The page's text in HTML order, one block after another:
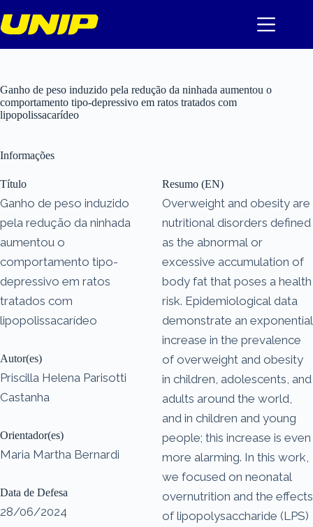
para
o
Ganho de peso induzido pela redução da ninhada aumentou o
comportamento tipo-depressivo em ratos tratados com
lipopolissacarídeo
Informações
Título
Ganho de peso induzido
pela redução da ninhada
aumentou o
comportamento tipo-
depressivo em ratos
tratados com
lipopolissacarídeo
Autor(es)
Priscilla Helena Parisotti
Castanha
Orientador(es)
Maria Martha Bernardi
Data de Defesa
28/06/2024
Resumo (EN)
Overweight and obesity are
nutritional disorders defined
as the abnormal or
excessive accumulation of
body fat that poses a health
risk. Epidemiological data
demonstrate an exponential
increase in the prevalence
of overweight and obesity
in children, adolescents, and
adults around the world,
and in children and young
people; this increase is even
more alarming. In this work,
we focused on neonatal
overnutrition and the effects
of lipopolysaccharide (LPS)